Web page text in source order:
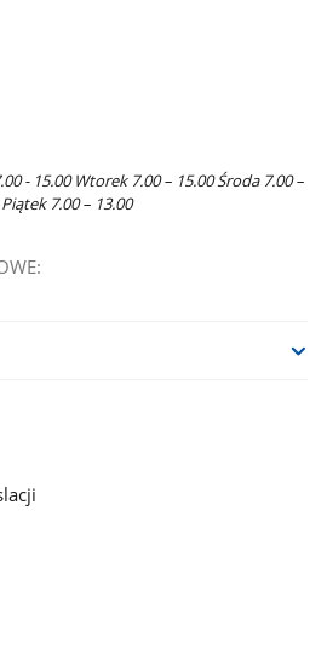
- 15.00 Wtorek 7.00 – 15.00 Środa 7.00 –
7.00 – 13.00